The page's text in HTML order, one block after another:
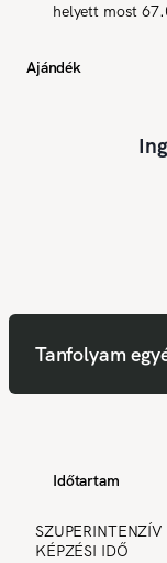
helyett most
Ajándék
Tanfolyam
Időtartam
KÉPZÉSI IDŐ